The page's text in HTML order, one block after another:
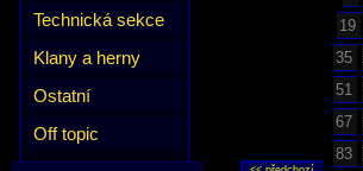
Technická sekce
Klany a herny
Ostatní
Off topic
19
35
51
67
83